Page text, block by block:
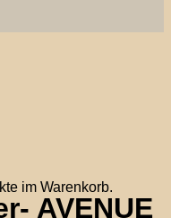
im Warenkorb.
AVENUE